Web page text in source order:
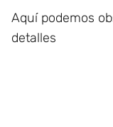
Aquí podemos
detalles